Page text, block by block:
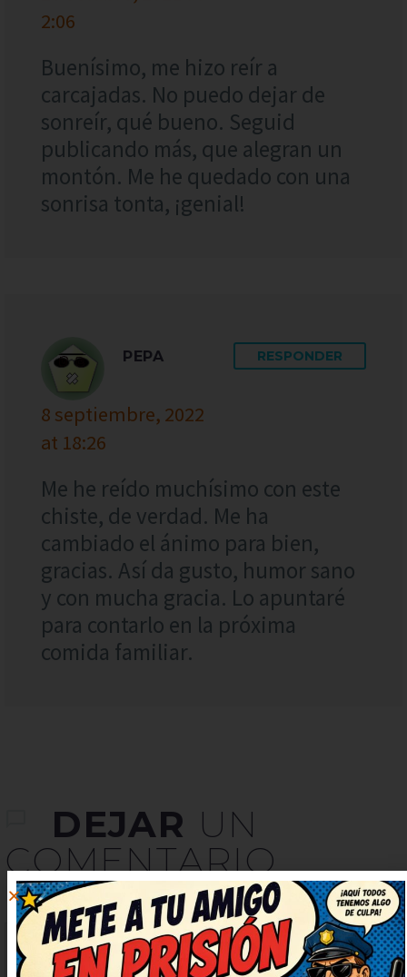
2:06
Buenísimo, me hizo reír a
carcajadas. No puedo dejar de
sonreír, qué bueno. Seguid
publicando más, que alegran un
montón. Me he quedado con una
sonrisa tonta, ¡genial!
PEPA
8 septiembre, 2022
at 18:26
RESPONDER
Me he reído muchísimo con este
chiste, de verdad. Me ha
cambiado el ánimo para bien,
gracias. Así da gusto, humor sano
y con mucha gracia. Lo apuntaré
para contarlo en la próxima
comida familiar.
DEJAR UN
COMENTARIO